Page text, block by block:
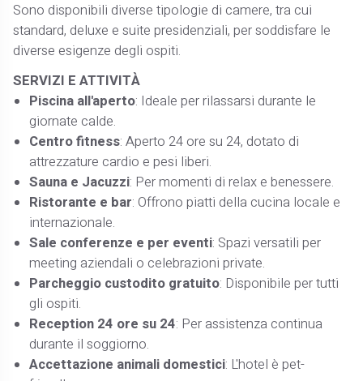
Sono disponibili diverse tipologie di camere, tra cui
standard, deluxe e suite presidenziali, per soddisfare le
diverse esigenze degli ospiti. ​
SERVIZI E ATTIVITÀ
Piscina all'aperto: Ideale per rilassarsi durante le
giornate calde.​
Centro fitness: Aperto 24 ore su 24, dotato di
attrezzature cardio e pesi liberi.​
Sauna e Jacuzzi: Per momenti di relax e benessere.​
Ristorante e bar: Offrono piatti della cucina locale e
internazionale.​
Sale conferenze e per eventi: Spazi versatili per
meeting aziendali o celebrazioni private.​
Parcheggio custodito gratuito: Disponibile per tutti
gli ospiti.​
Reception 24 ore su 24: Per assistenza continua
durante il soggiorno.​
Accettazione animali domestici: L'hotel è pet-